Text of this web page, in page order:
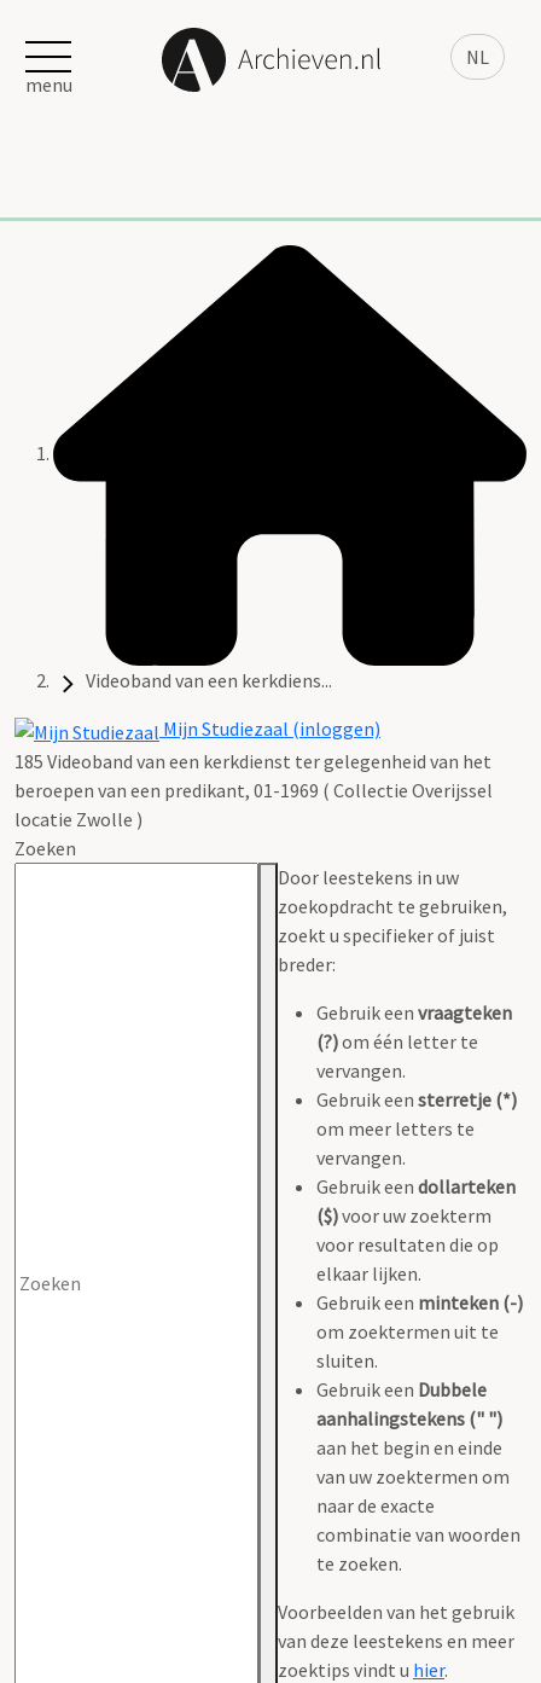
NL
menu
Videoband van een kerkdiens...
Mijn Studiezaal (inloggen)
185 Videoband van een kerkdienst ter gelegenheid van het
beroepen van een predikant, 01-1969 ( Collectie Overijssel
locatie Zwolle )
Zoeken
Door leestekens in uw
zoekopdracht te gebruiken,
zoekt u specifieker of juist
breder:
Gebruik een vraagteken
(?)om één letter te
vervangen.
Gebruik een sterretje (*)
om meer letters te
vervangen.
Gebruik een dollarteken
($)voor uw zoekterm
voor resultaten die op
elkaar lijken.
Gebruik een minteken (-)
om zoektermen uit te
sluiten.
Gebruik een Dubbele
aanhalingstekens (" ")
aan het begin en einde
van uw zoektermen om
naar de exacte
combinatie van woorden
te zoeken.
Voorbeelden van het gebruik
van deze leestekens en meer
zoektips vindt u hier.